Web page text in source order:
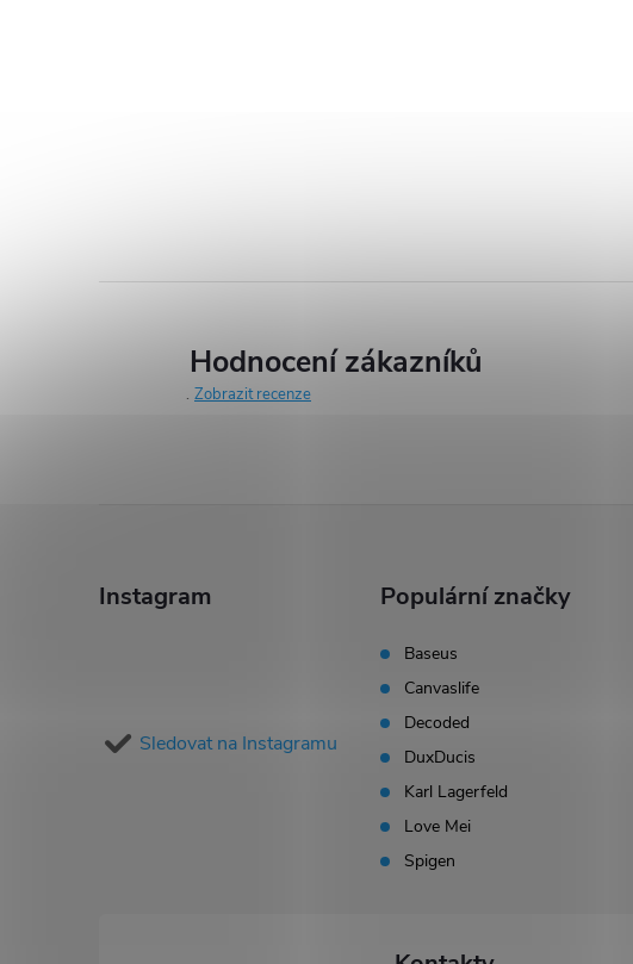
Hodnocení zákazníků
Zobrazit recenze
Instagram
Sledovat na Instagramu
Populární značky
Baseus
Canvaslife
Decoded
DuxDucis
Karl Lagerfeld
Love Mei
Spigen